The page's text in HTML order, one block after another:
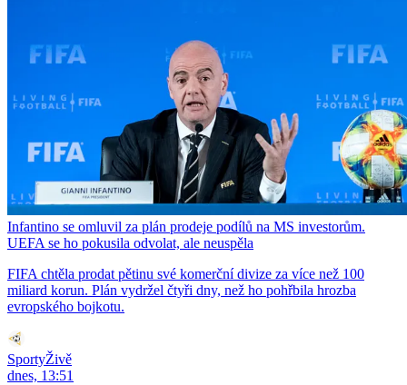
Infantino se omluvil za plán prodeje podílů na MS investorům.
UEFA se ho pokusila odvolat, ale neuspěla
FIFA chtěla prodat pětinu své komerční divize za více než 100
miliard korun. Plán vydržel čtyři dny, než ho pohřbila hrozba
evropského bojkotu.
SportyŽivě
dnes, 13:51